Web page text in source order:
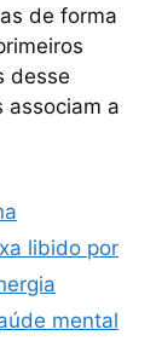
de forma
desse
associam a
libido por
mental